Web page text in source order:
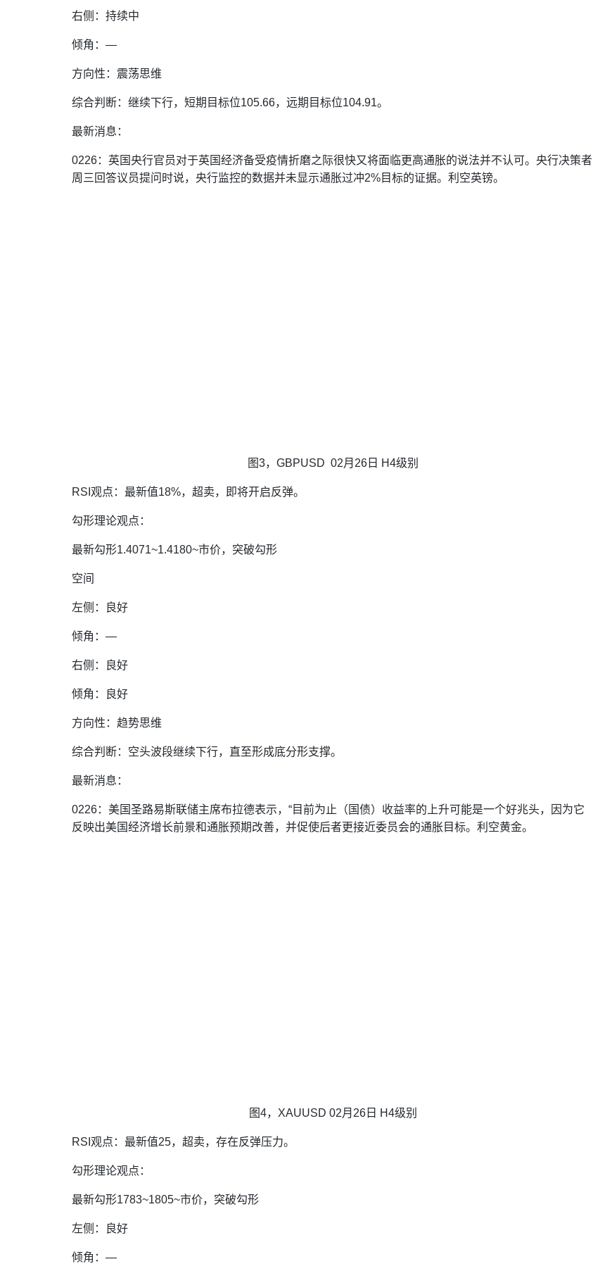
右侧：持续中
倾角：—
方向性：震荡思维
综合判断：继续下行，短期目标位105.66，远期目标位104.91。
最新消息：
0226：英国央行官员对于英国经济备受疫情折磨之际很快又将面临更高通胀的说法并不认可。央行决策者
周三回答议员提问时说，央行监控的数据并未显示通胀过冲2%目标的证据。利空英镑。
图3，GBPUSD 02月26日 H4级别
RSI观点：最新值18%，超卖，即将开启反弹。
勾形理论观点：
最新勾形1.4071~1.4180~市价，突破勾形
空间
左侧：良好
倾角：—
右侧：良好
倾角：良好
方向性：趋势思维
综合判断：空头波段继续下行，直至形成底分形支撑。
最新消息：
0226：美国圣路易斯联储主席布拉德表示，“目前为止（国债）收益率的上升可能是一个好兆头，因为它
反映出美国经济增长前景和通胀预期改善，并促使后者更接近委员会的通胀目标。利空黄金。
图4，XAUUSD 02月26日 H4级别
RSI观点：最新值25，超卖，存在反弹压力。
勾形理论观点：
最新勾形1783~1805~市价，突破勾形
左侧：良好
倾角：—